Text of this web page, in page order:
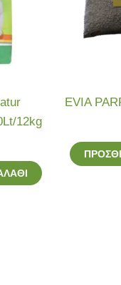
12kg
EVIA